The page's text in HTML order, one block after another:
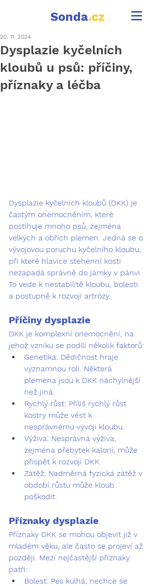
Sonda.cz
Dysplazie kyčelních
kloubů u psů: příčiny,
příznaky a léčba
20. 11. 2024
Dysplazie kyčelních kloubů (DKK) je
častým onemocněním, které
postihuje mnoho psů, zejména
velkých a obřích plemen. Jedná se o
vývojovou poruchu kyčelního kloubu,
při které hlavice stehenní kosti
nezapadá správně do jamky v pánvi.
To vede k nestabilitě kloubu, bolesti
a postupně k rozvoji artrózy.
Příčiny dysplazie
DKK je komplexní onemocnění, na
jehož vzniku se podílí několik faktorů:
Genetika: Dědičnost hraje
významnou roli. Některá
plemena jsou k DKK náchylnější
než jiná.
Rychlý růst: Příliš rychlý růst
kostry může vést k
nesprávnému vývoji kloubu.
Výživa: Nesprávná výživa,
zejména přebytek kalorií, může
přispět k rozvoji DKK.
Zátěž: Nadměrná fyzická zátěž v
období růstu může kloub
poškodit.
Příznaky dysplazie
Příznaky DKK se mohou objevit již v
mladém věku, ale často se projeví až
později. Mezi nejčastější příznaky
patří:
Bolest: Pes kulhá, nechce se